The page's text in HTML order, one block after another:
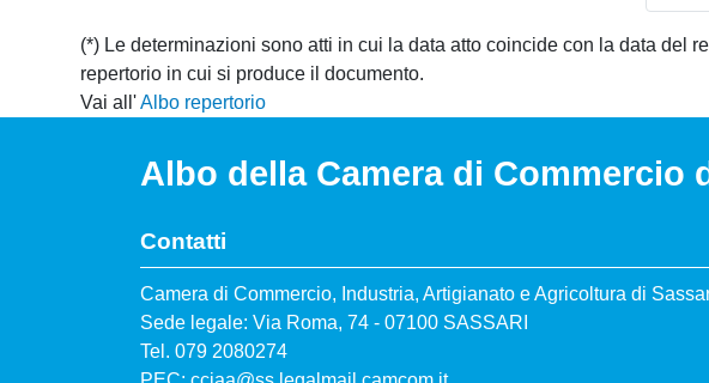
(*) Le determinazioni sono atti in cui la data atto coincide con la data del
repertorio in cui si produce il documento.
Vai all'Albo repertorio
Albo della Camera di Commercio
Contatti
Camera di Commercio, Industria, Artigianato e Agricoltura di
Sede legale: Via Roma, 74 - 07100 SASSARI
Tel. 079 2080274